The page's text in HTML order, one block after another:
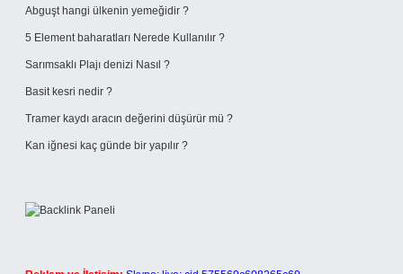
Abguşt hangi ülkenin yemeğidir ?
5 Element baharatları Nerede Kullanılır ?
Sarımsaklı Plajı denizi Nasıl ?
Basit kesri nedir ?
Tramer kaydı aracın değerini düşürür mü ?
Kan iğnesi kaç günde bir yapılır ?